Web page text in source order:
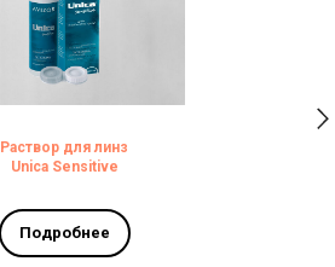
Раствор для линз
Unica Sensitive
Подробнее